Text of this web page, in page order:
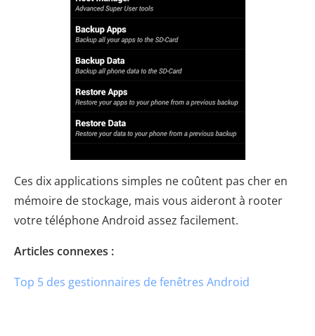
Ces dix applications simples ne coûtent pas cher en
mémoire de stockage, mais vous aideront à rooter
votre téléphone Android assez facilement.
Articles connexes :
Top 5 des gestionnaires de fenêtres Android